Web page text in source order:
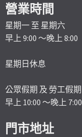
營業時間
星期一 至 星期六
早上 9:00 ～晚上 8:00
星期日休息
公眾假期 及 勞工假期
早上 10:00 ～晚上 7:00
門市地址